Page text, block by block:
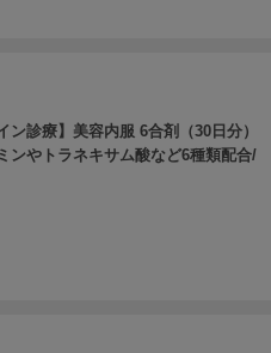
ン診療】美容内服 6合剤（30日分）
ンやトラネキサム酸など6種類配合/